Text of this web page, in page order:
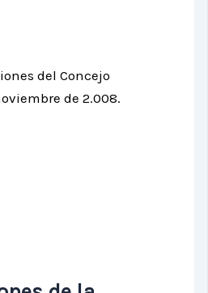
del Concejo
de 2.008.